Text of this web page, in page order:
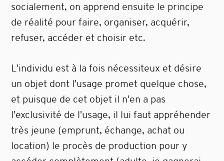
socialement, on apprend ensuite le principe
de réalité pour faire, organiser, acquérir,
refuser, accéder et choisir etc.
L'individu est à la fois nécessiteux et désire
un objet dont l'usage promet quelque chose,
et puisque de cet objet il n'en a pas
l'exclusivité de l'usage, il lui faut appréhender
très jeune (emprunt, échange, achat ou
location) le procès de production pour y